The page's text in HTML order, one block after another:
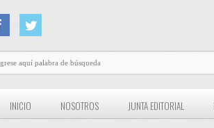
INICIO NOSOTROS JUNTA EDITORIAL